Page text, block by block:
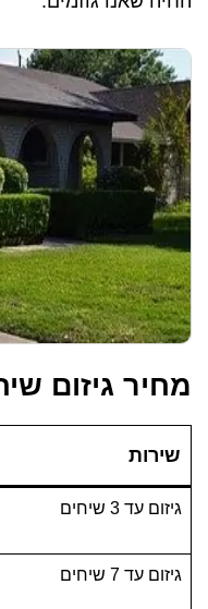
מחיר גיזום
שירות
גיזום עד 3 שיחים
גיזום עד 7 שיחים